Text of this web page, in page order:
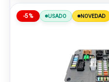
-5% USADO NOVEDAD